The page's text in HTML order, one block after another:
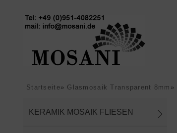
Startseite» Glasmosaik Transparent 8mm »
KERAMIK MOSAIK FLIESEN